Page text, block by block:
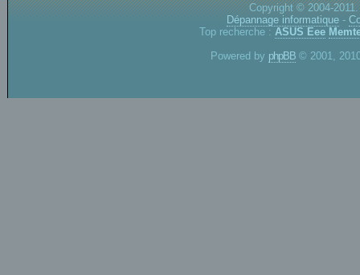
Copyright © 2004-
Dépannage informatique -
Top recherche : ASUS Eee
Powered by phpBB © 2001,